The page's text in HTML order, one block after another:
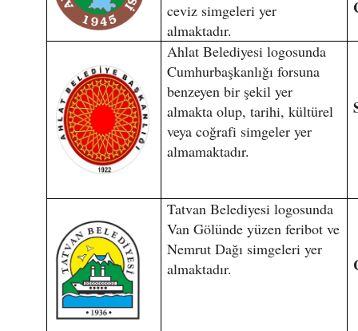
ceviz simgeleri yer
almaktadır.
Ahlat Belediyesi logosunda
Cumhurbaşkanlığı forsuna
benzeyen bir şekil yer
almakta olup, tarihi, kültürel
veya coğrafi simgeler yer
almamaktadır.
Tatvan Belediyesi logosunda
Van Gölünde yüzen feribot ve
Nemrut Dağı simgeleri yer
almaktadır.